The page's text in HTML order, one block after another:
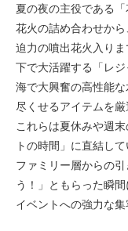
夏の夜の主役である
花火の詰め合わせか
迫力の噴出花火入り
下で大活躍する「レ
海で大興奮の高性能
尽くせるアイテムを厳
これらは夏休みや週
トの時間」に直結し
ファミリー層からの
う！」ともらった瞬
イベントへの強力な